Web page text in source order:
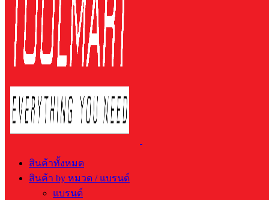
สินค้าทั้งหมด
สินค้า by หมวด / แบรนด์
แบรนด์